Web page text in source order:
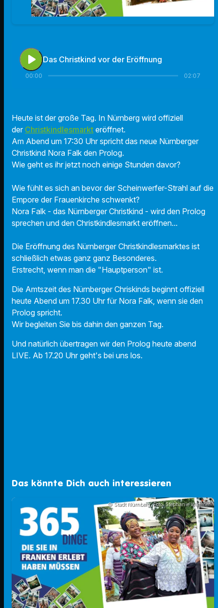
play_arrow Das Christkind vor der Eröffnung
00:00 02:07
Heute ist der große Tag. In Nürnberg wird offiziell
der Christkindlesmarkt eröffnet.
Am Abend um 17:30 Uhr spricht das neue Nürnberger
Christkind Nora Falk den Prolog.
Wie geht es ihr jetzt noch einige Stunden davor?
Wie fühlt es sich an bevor der Scheinwerfer-Strahl auf die
Empore der Frauenkirche schwenkt?
Nora Falk - das Nürnberger Christkind - wird den Prolog
sprechen und den Christkindlesmarkt eröffnen...
Die Eröffnung des Nürnberger Christkindlesmarktes ist
schließlich etwas ganz ganz Besonderes.
Erstrecht, wenn man die "Hauptperson" ist.
Die Amtszeit des Nürnberger Chriskinds beginnt offiziell
heute Abend um 17.30 Uhr für Nora Falk, wenn sie den
Prolog spricht.
Wir begleiten Sie bis dahin den ganzen Tag.
Und natürlich übertragen wir den Prolog heute abend
LIVE. Ab 17.20 Uhr geht's bei uns los.
Das könnte Dich auch interessieren
© Stadt Nürnberg; Foto: Stephanie Wimmer